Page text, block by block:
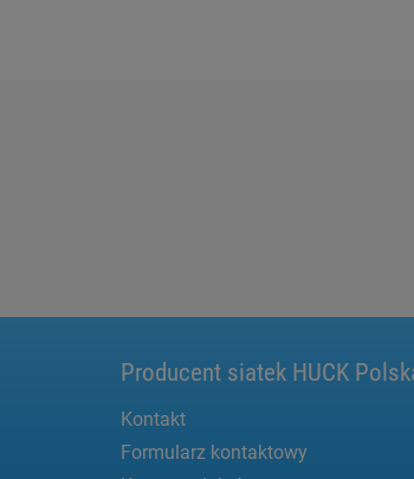
Producent siatek HUCK
Kontakt
Formularz kontaktowy